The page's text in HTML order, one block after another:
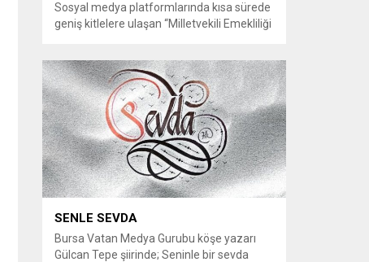
Sosyal medya platformlarında kısa sürede
geniş kitlelere ulaşan “Milletvekili Emekliliği
vatandaşlar, milletvekillerine tanınan
emeklilik haklarının yeniden düzenlenmesi
talebiyle TBMM Dilekçe Komisyonu ve
Cumhurbaşkanlığı İletişim Merkezi
(CİMER) üzerinden resmi başvurular
yapılması çağrısında bulunuyor. Son
dönemde sosyal medya platformlarında
en çok konuşulan konular arasında...
SENLE SEVDA
Bursa Vatan Medya Gurubu köşe yazarı
Gülcan Tepe şiirinde; Seninle bir sevda